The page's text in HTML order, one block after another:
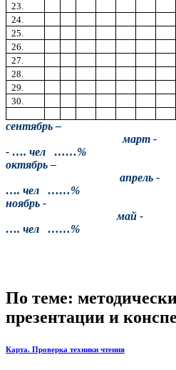
23.
24.
25.
26.
27.
28.
29.
30.
сентябрь –
- …. чел ……%
октябрь –
апрель -
…. чел ……%
ноябрь -
май -
….
По теме:
презентации и
Карта. Проверка техники чтения